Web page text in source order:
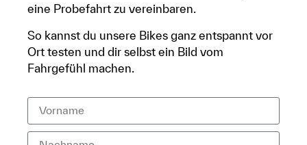
eine Probefahrt zu vereinbaren.
So kannst du unsere Bikes ganz entspannt vor
Ort testen und dir selbst ein Bild vom
Fahrgefühl machen.